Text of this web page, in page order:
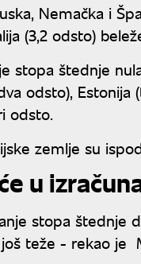
Nemačka i
(3,2 odsto)
stopa štednje
odsto),
odsto.
zemlje su
u
stopa štednje
teže - rekao je